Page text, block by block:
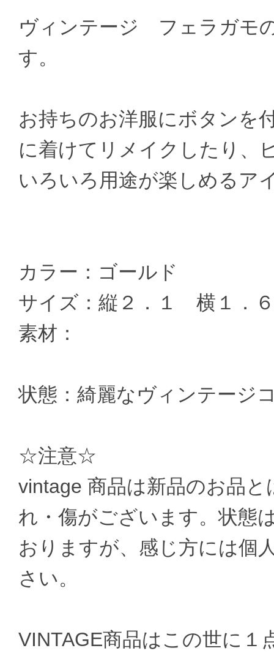
ヴィンテージ フェラガモ
す。
お持ちのお洋服にボタンを
に着けてリメイクしたり、
いろいろ用途が楽しめるア
カラー：ゴールド
サイズ：縦２．１ 横１．
素材：
状態：綺麗なヴィンテージ
☆注意☆
vintage 商品は新品のお品
れ・傷がございます。状態
おりますが、感じ方には個
さい。
VINTAGE商品はこの世に１